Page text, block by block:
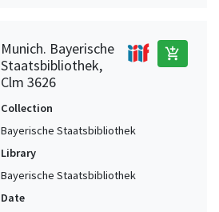
Munich. Bayerische
Staatsbibliothek,
Clm 3626
add_shopping_cart
Collection
Bayerische Staatsbibliothek
Library
Bayerische Staatsbibliothek
Date